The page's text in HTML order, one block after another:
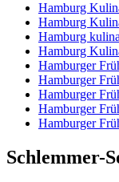
Hamburg
Hamburg
Hamburg
Hamburg
Hamburger
Hamburger
Hamburger
Hamburger
Hamburger
Schlemmer-